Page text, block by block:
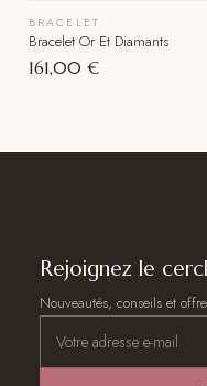
Épuisé
BRACELET
Bracelet Or Et Diamants
161,00 €
Rejoignez le
Nouveautés, conseils et